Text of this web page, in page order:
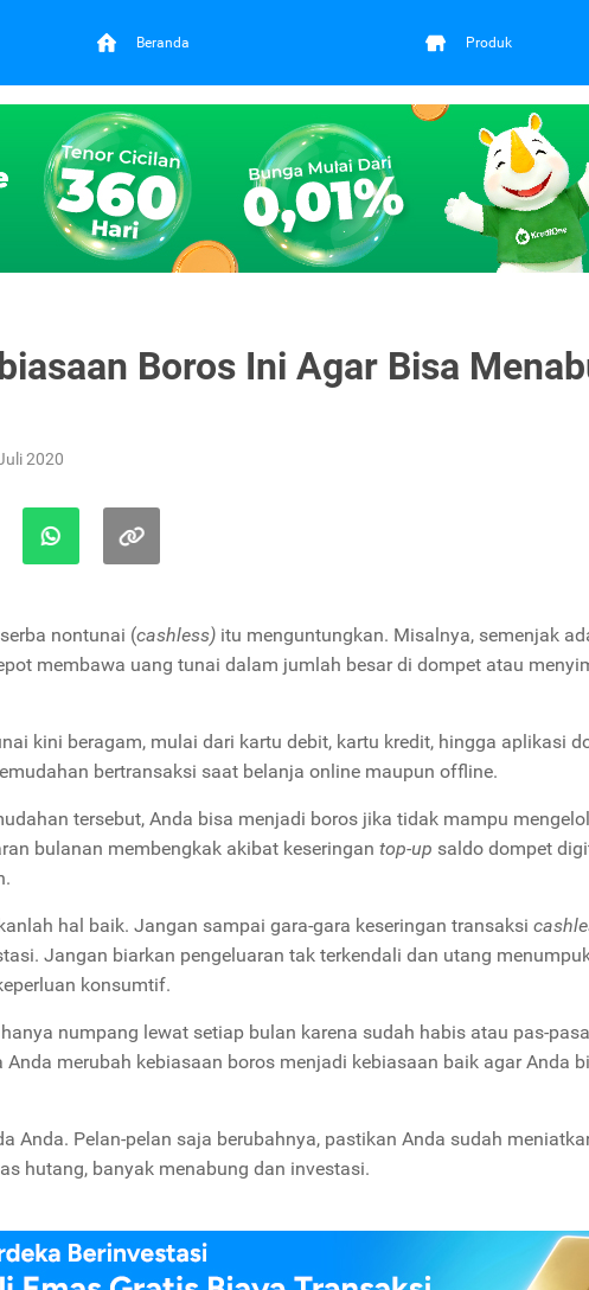
Beranda Produk
Boros Ini Agar Bisa
2020
nontunai (cashless) itu menguntungkan. Misalnya, semenjak
membawa uang tunai dalam jumlah besar di dompet atau
kini beragam, mulai dari kartu debit, kartu kredit, hingga aplikasi
bertransaksi saat belanja online maupun offline.
tersebut, Anda bisa menjadi boros jika tidak mampu
bulanan membengkak akibat keseringan top-up saldo dompet
hal baik. Jangan sampai gara-gara keseringan transaksi
Jangan biarkan pengeluaran tak terkendali dan utang
konsumtif.
numpang lewat setiap bulan karena sudah habis atau pas-
merubah kebiasaan boros menjadi kebiasaan baik agar Anda
Anda. Pelan-pelan saja berubahnya, pastikan Anda sudah
hutang, banyak menabung dan investasi.